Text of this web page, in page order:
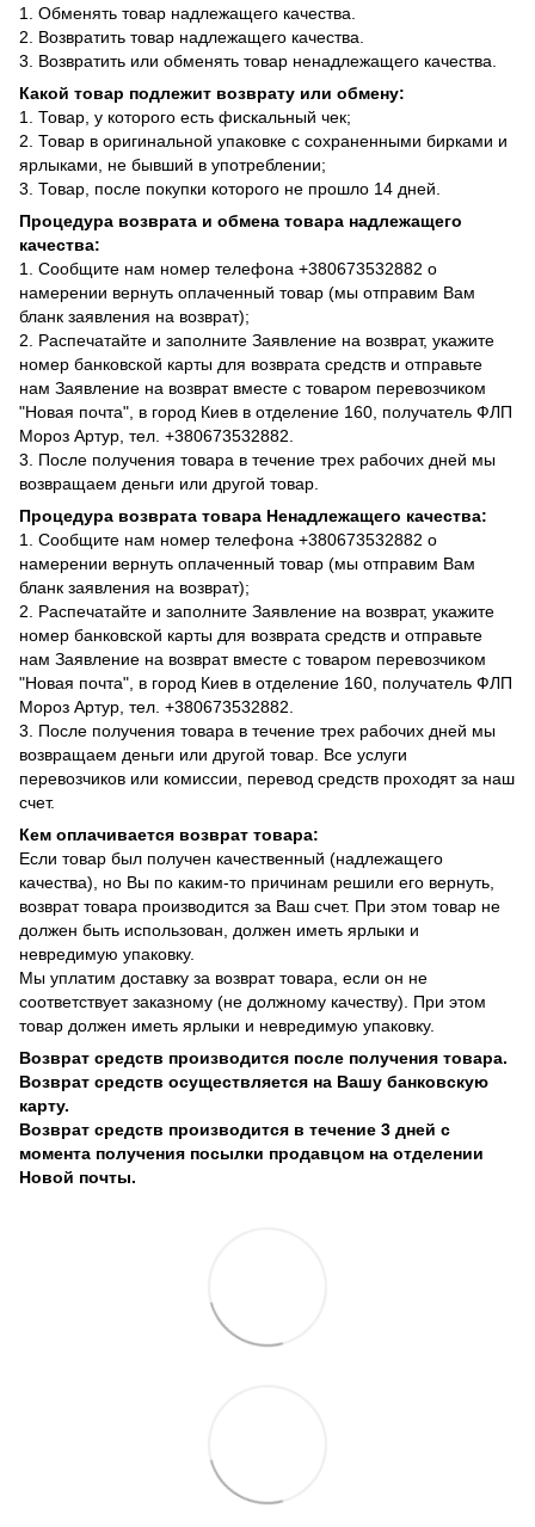
1. Обменять товар надлежащего качества.
2. Возвратить товар надлежащего качества.
3. Возвратить или обменять товар ненадлежащего качества.
Какой товар подлежит возврату или обмену:
1. Товар, у которого есть фискальный чек;
2. Товар в оригинальной упаковке с сохраненными бирками и
ярлыками, не бывший в употреблении;
3. Товар, после покупки которого не прошло 14 дней.
Процедура возврата и обмена товара надлежащего
качества:
1. Сообщите нам номер телефона +380673532882 о
намерении вернуть оплаченный товар (мы отправим Вам
бланк заявления на возврат);
2. Распечатайте и заполните Заявление на возврат, укажите
номер банковской карты для возврата средств и отправьте
нам Заявление на возврат вместе с товаром перевозчиком
"Новая почта", в город Киев в отделение 160, получатель ФЛП
Мороз Артур, тел. +380673532882.
3. После получения товара в течение трех рабочих дней мы
возвращаем деньги или другой товар.
Процедура возврата товара Ненадлежащего качества:
1. Сообщите нам номер телефона +380673532882 о
намерении вернуть оплаченный товар (мы отправим Вам
бланк заявления на возврат);
2. Распечатайте и заполните Заявление на возврат, укажите
номер банковской карты для возврата средств и отправьте
нам Заявление на возврат вместе с товаром перевозчиком
"Новая почта", в город Киев в отделение 160, получатель ФЛП
Мороз Артур, тел. +380673532882.
3. После получения товара в течение трех рабочих дней мы
возвращаем деньги или другой товар. Все услуги
перевозчиков или комиссии, перевод средств проходят за наш
счет.
Кем оплачивается возврат товара:
Если товар был получен качественный (надлежащего
качества), но Вы по каким-то причинам решили его вернуть,
возврат товара производится за Ваш счет. При этом товар не
должен быть использован, должен иметь ярлыки и
невредимую упаковку.
Мы уплатим доставку за возврат товара, если он не
соответствует заказному (не должному качеству). При этом
товар должен иметь ярлыки и невредимую упаковку.
Возврат средств производится после получения товара.
Возврат средств осуществляется на Вашу банковскую
карту.
Возврат средств производится в течение 3 дней с
момента получения посылки продавцом на отделении
Новой почты.